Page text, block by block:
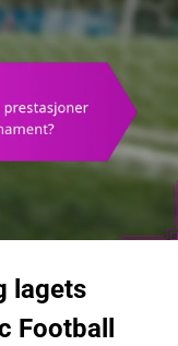
lagets
Football